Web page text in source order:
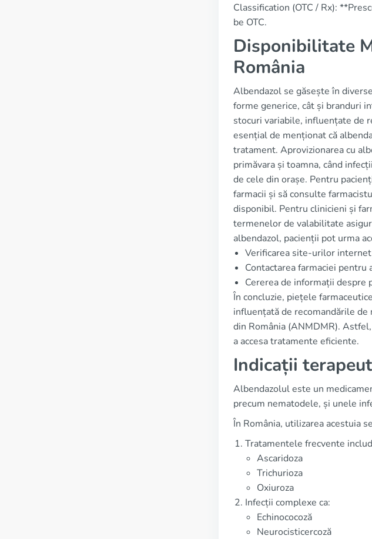
Classification (OTC / Rx):
be OTC.
Disponibilitate
România
Albendazol se găsește în
forme generice, cât și branduri
stocuri variabile, influențate de
esențial de menționat că
tratament. Aprovizionarea cu
primăvara și toamna, când
de cele din orașe. Pentru
farmacii și să consulte
disponibil. Pentru clinicieni și
termenelor de valabilitate
albendazol, pacienții pot urma
Verificarea site-urilor
Contactarea farmaciei
Cererea de informații despre
În concluzie, piețele
influențată de recomandările
din România (ANMDMR).
a accesa tratamente eficiente.
Indicații
Albendazolul este un
precum nematodele, și unele
În România, utilizarea acestuia
Tratamentele frecvente
Ascaridoza
Trichurioza
Oxiuroza
Infecții complexe ca:
Echinococoză
Neurocisticercoză